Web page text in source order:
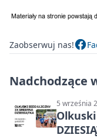
Zaobserwuj nas!
Nadchodzące
5 września
Olkuski